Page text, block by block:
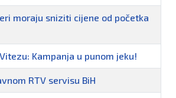
moraju sniziti cijene od početka
Kampanja u punom jeku!
RTV servisu BiH